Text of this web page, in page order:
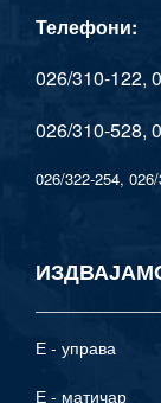
Телефони:
026/310-122,
026/310-528,
026/322-254,
Е - управа
Е - матичар